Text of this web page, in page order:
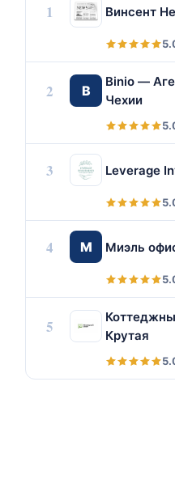
1 Винсент
2 B
Binio —
Чехии
3 Leverage
4 М Миэль
5
Крутая